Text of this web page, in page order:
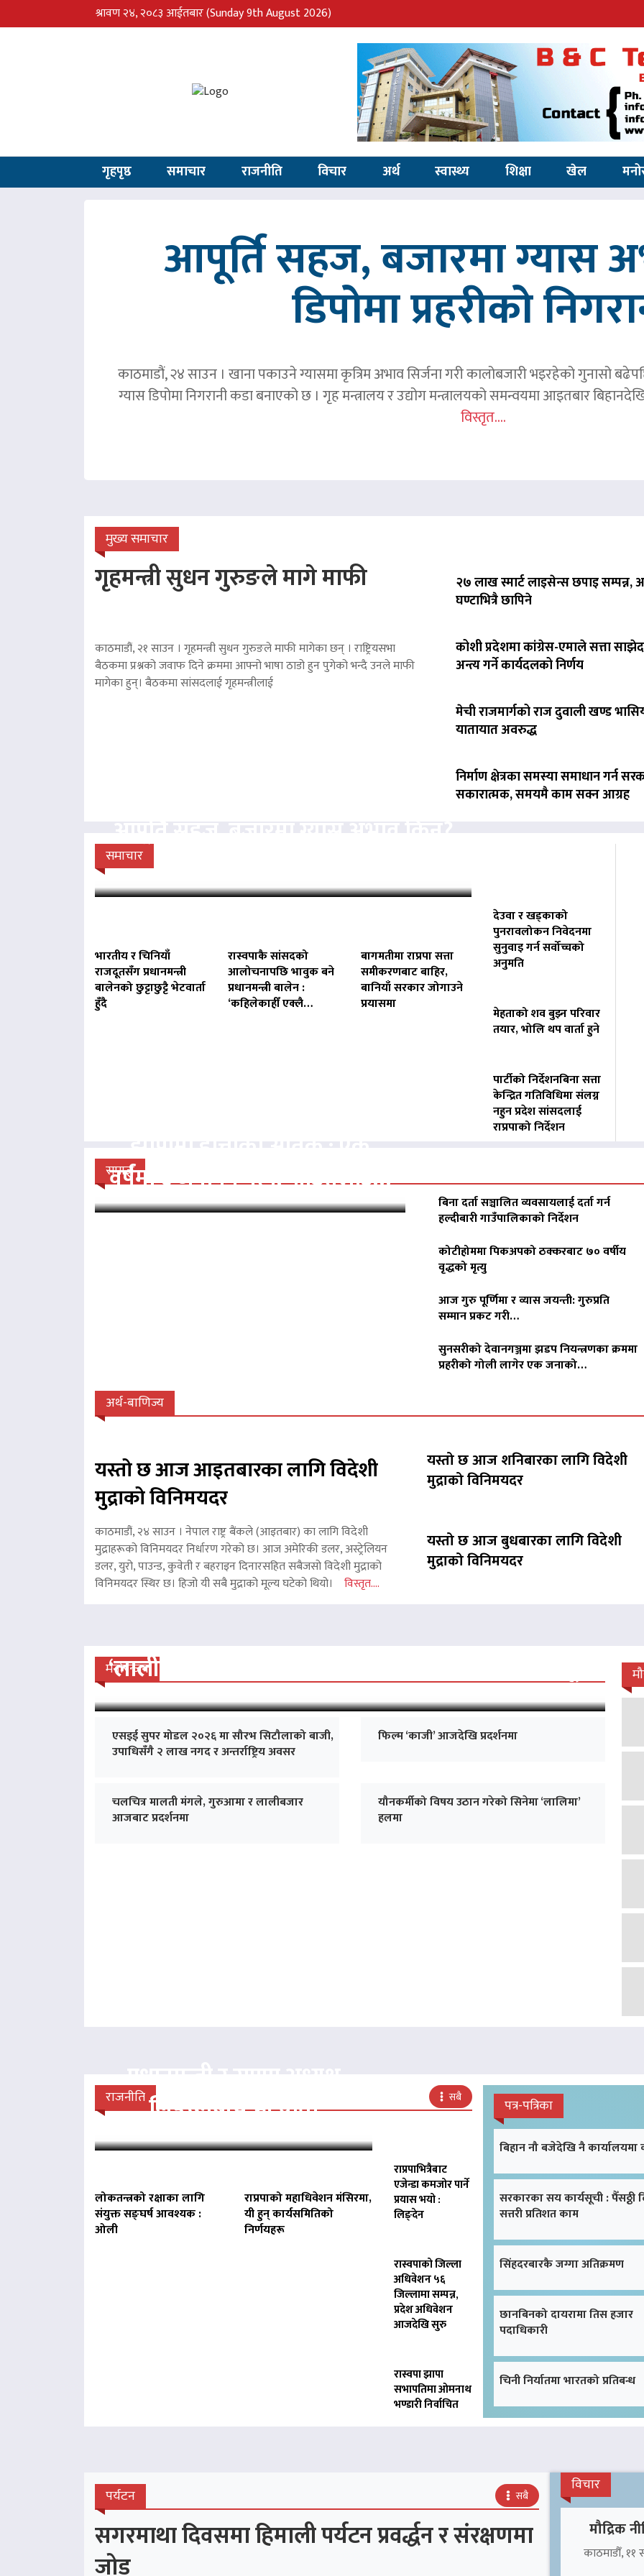
श्रावण २४, २०८३ आईतबार(Sunday 9th August 2026)
गृहपृष्ठ समाचार राजनीति विचार अर्थ स्वास्थ्य शिक्षा खेल
आपूर्ति सहज, बजारमा ग्यास
डिपोमा प्रहरीको
काठमाडौं, २४ साउन । खाना पकाउने ग्यासमा कृत्रिम अभाव सिर्जना गरी कालोबजारी भइरहेको गुनासो
ग्यास डिपोमा निगरानी कडा बनाएको छ । गृह मन्त्रालय र उद्योग मन्त्रालयको समन्वयमा आइतबार
विस्तृत....
मुख्य समाचार
गृहमन्त्री सुधन गुरुङले मागे माफी
काठमाडौं, २१ साउन । गृहमन्त्री सुधन गुरुङले माफी मागेका छन् । राष्ट्रियसभा
बैठकमा प्रश्नको जवाफ दिने क्रममा आफ्नो भाषा ठाडो हुन पुगेको भन्दै उनले माफी
मागेका हुन्। बैठकमा सांसदलाई गृहमन्त्रीलाई
२७ लाख स्मार्ट लाइसेन्स छपाइ सम्पन्न,
घण्टाभित्रै छापिने
कोशी प्रदेशमा कांग्रेस-एमाले सत्ता
अन्त्य गर्ने कार्यदलको निर्णय
मेची राजमार्गको राज दुवाली खण्ड
यातायात अवरुद्ध
निर्माण क्षेत्रका समस्या समाधान गर्न
सकारात्मक, समयमै काम सक्न आग्रह
समाचार
भारतीय र चिनियाँ
राजदूतसँग प्रधानमन्त्री
बालेनको छुट्टाछुट्टै भेटवार्ता
हुँदै
रास्वपाकै सांसदको
आलोचनापछि भावुक बने
प्रधानमन्त्री बालेन :
‘कहिलेकाहीँ एक्लै…
बागमतीमा राप्रपा सत्ता
समीकरणबाट बाहिर,
बानियाँ सरकार जोगाउने
प्रयासमा
देउवा र खड्काको
पुनरावलोकन निवेदनमा
सुनुवाइ गर्न सर्वोच्चको
अनुमति
मेहताको शव बुझ्न परिवार
तयार, भोलि थप वार्ता हुने
पार्टीको निर्देशनबिना सत्ता
केन्द्रित गतिविधिमा संलग्न
नहुन प्रदेश सांसदलाई
राप्रपाको निर्देशन
समाज
वर्षमा ६ जनाको मृत्यु, पीडितलाई…
बिना दर्ता सञ्चालित व्यवसायलाई दर्ता गर्न
हल्दीबारी गाउँपालिकाको निर्देशन
कोटीहोममा पिकअपको ठक्करबाट ७० वर्षीय
वृद्धको मृत्यु
आज गुरु पूर्णिमा र व्यास जयन्ती: गुरुप्रति
सम्मान प्रकट गरी…
सुनसरीको देवानगञ्जमा झडप नियन्त्रणका क्रममा
प्रहरीको गोली लागेर एक जनाको…
अर्थ-बाणिज्य
यस्तो छ आज आइतबारका लागि विदेशी
मुद्राको विनिमयदर
काठमाडौं, २४ साउन । नेपाल राष्ट्र बैंकले (आइतबार) का लागि विदेशी
मुद्राहरूको विनिमयदर निर्धारण गरेको छ। आज अमेरिकी डलर, अस्ट्रेलियन
डलर, युरो, पाउन्ड, कुवेती र बहराइन दिनारसहित सबैजसो विदेशी मुद्राको
विनिमयदर स्थिर छ। हिजो यी सबै मुद्राको मूल्य घटेको थियो। विस्तृत....
यस्तो छ आज शनिबारका लागि विदेशी
मुद्राको विनिमयदर
यस्तो छ आज बुधबारका लागि विदेशी
मुद्राको विनिमयदर
मनोरन्जन
‘लालीबजार’को सफल यात्रा जारी, प्रदर्शनको ५१औँ दिन पूरा
एसइई सुपर मोडल २०२६ मा सौरभ सिटौलाको बाजी,
उपाधिसँगै २ लाख नगद र अन्तर्राष्ट्रिय अवसर
फिल्म ‘काजी’ आजदेखि प्रदर्शनमा
चलचित्र मालती मंगले, गुरुआमा र लालीबजार
आजबाट प्रदर्शनमा
यौनकर्मीको विषय उठान गरेको सिनेमा ‘लालिमा’
हलमा
राजनीति सबै
प्रधानमन्त्री र राप्रपा अध्यक्ष
लिङदेनबीच भेटवार्ता
लोकतन्त्रको रक्षाका लागि
संयुक्त सङ्घर्ष आवश्यक :
ओली
राप्रपाको महाधिवेशन मंसिरमा,
यी हुन् कार्यसमितिको
निर्णयहरू
राप्रपाभित्रैबाट
एजेन्डा कमजोर पार्ने
प्रयास भयो :
लिङ्देन
रास्वपाको जिल्ला
अधिवेशन ५६
जिल्लामा सम्पन्न,
प्रदेश अधिवेशन
आजदेखि सुरु
रास्वपा झापा
सभापतिमा ओमनाथ
भण्डारी निर्वाचित
पत्र-पत्रिका
बिहान नौ बजेदेखि नै कार्यालयमा
सरकारका सय कार्यसूची : पैँसठ्ठी
सत्तरी प्रतिशत काम
सिंहदरबारकै जग्गा अतिक्रमण
छानबिनको दायरामा तिस हजार
पदाधिकारी
चिनी निर्यातमा भारतको प्रतिबन्ध
पर्यटन सबै
सगरमाथा दिवसमा हिमाली पर्यटन प्रवर्द्धन र संरक्षणमा
जोड
विचार
मौद्रिक
काठमाडौँ, ११